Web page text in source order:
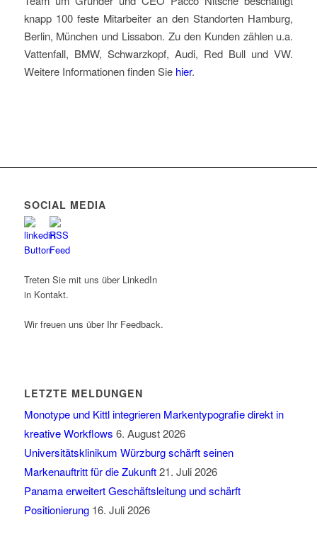
knapp 100 feste Mitarbeiter an den Standorten Hamburg,
Berlin, München und Lissabon. Zu den Kunden zählen u.a.
Vattenfall, BMW, Schwarzkopf, Audi, Red Bull und VW.
Weitere Informationen finden Sie hier.
SOCIAL MEDIA
Treten Sie mit uns über LinkedIn
in Kontakt.
Wir freuen uns über Ihr Feedback.
LETZTE MELDUNGEN
Monotype und Kittl integrieren Markentypografie direkt in
kreative Workflows 6. August 2026
Universitätsklinikum Würzburg schärft seinen
Markenauftritt für die Zukunft 21. Juli 2026
Panama erweitert Geschäftsleitung und schärft
Positionierung 16. Juli 2026